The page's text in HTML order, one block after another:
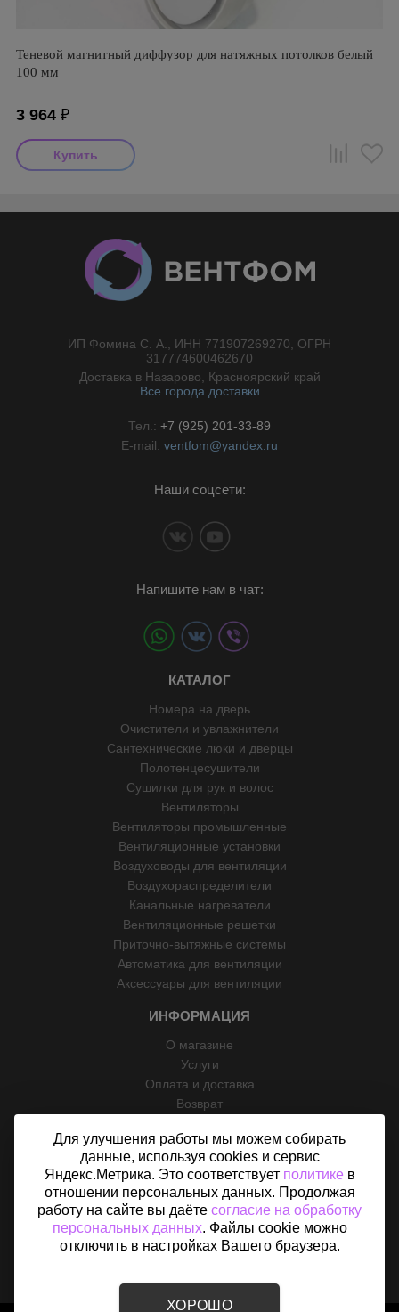
Теневой магнитный диффузор для натяжных потолков белый
100 мм
3 964 ₽
ИП Фомина С. А., ИНН 771907269270, ОГРН
317774600462670
Доставка в Назарово, Красноярский край
Все города доставки
Тел.: +7 (925) 201-33-89
E-mail: ventfom@yandex.ru
Наши соцсети:
Напишите нам в чат:
КАТАЛОГ
Номера на дверь
Очистители и увлажнители
Сантехнические люки и дверцы
Полотенцесушители
Сушилки для рук и волос
Вентиляторы
Вентиляторы промышленные
Вентиляционные установки
Воздуховоды для вентиляции
Воздухораспределители
Канальные нагреватели
Вентиляционные решетки
Приточно-вытяжные системы
Автоматика для вентиляции
Аксессуары для вентиляции
ИНФОРМАЦИЯ
О магазине
Услуги
Оплата и доставка
Возврат
Контакты
Политика конфиденциальности
Согласие на обработку персональных данных
Карта сайта
Для улучшения работы мы можем собирать
данные, используя cookies и сервис
Яндекс.Метрика. Это соответствует политикев
отношении персональных данных. Продолжая
работу на сайте вы даёте согласие на обработку
персональных данных. Файлы cookie можно
отключить в настройках Вашего браузера.
ХОРОШО